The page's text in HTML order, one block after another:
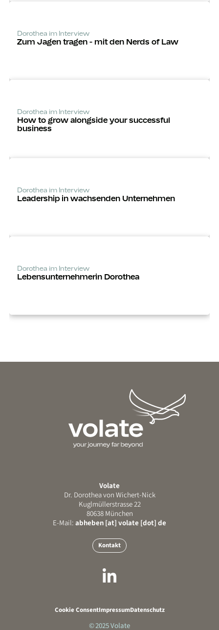
Dorothea im Interview
Zum Jagen tragen - mit den Nerds of Law
Dorothea im Interview
How to grow alongside your successful
business
Dorothea im Interview
Leadership in wachsenden Unternehmen
Dorothea im Interview
Lebens­unter­­nehmerin Dorothea
Volate
Dr. Dorothea von Wichert-Nick
Kuglmüllerstrasse 22
80638 München
E-Mail:abheben [at] volate [dot] de
Kontakt
Cookie ConsentImpressumDatenschutz
© 2025 Volate